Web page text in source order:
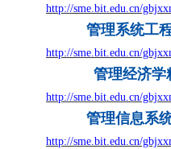
http://sme.bit.edu.cn/
管理系统工
http://sme.bit.edu.cn/
管理经济学
http://sme.bit.edu.cn/
管理信息系
http://sme.bit.edu.cn/